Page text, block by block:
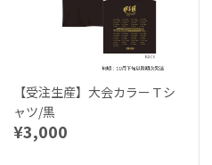
【受注生産】大会カラーＴシ
ャツ/黒
¥3,000